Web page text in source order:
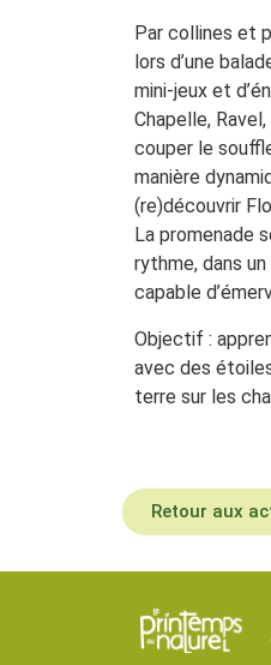
Par collines et
lors d’une
mini-jeux et
Chapelle,
couper le
manière
(re)découvrir
La promenade
rythme, dans
capable
Objectif :
avec des
terre sur les
Retour aux